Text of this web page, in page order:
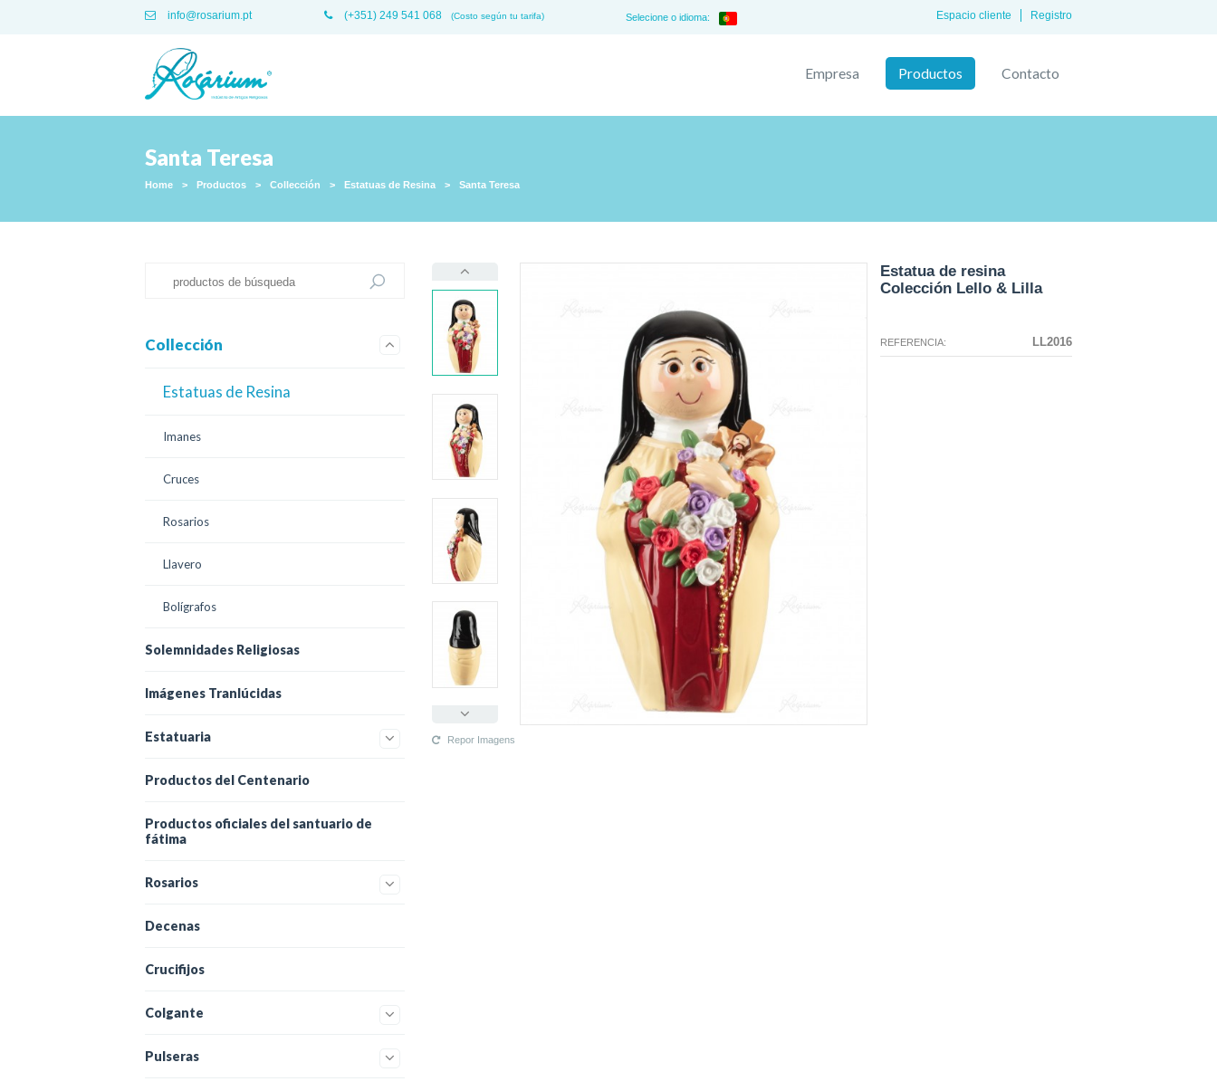
info@rosarium.pt (+351) 249 541 068 (Costo según tu tarifa) Selecione o idioma: Registro
Espacio cliente
Empresa Productos Contacto
Santa Teresa
Home > Productos > Collección > Estatuas de Resina > Santa Teresa
Repor Imagens
Estatua de resina
Colección Lello & Lilla
seleccionado no tiene ninguna
REFERENCIA: LL2016
Collección
Estatuas de Resina
Imanes
Cruces
Rosarios
Llavero
Bolígrafos
Solemnidades Religiosas
Imágenes Tranlúcidas
Estatuaria
Productos del Centenario
Productos oficiales del santuario de
fátima
Rosarios
Decenas
Crucifijos
Colgante
Pulseras